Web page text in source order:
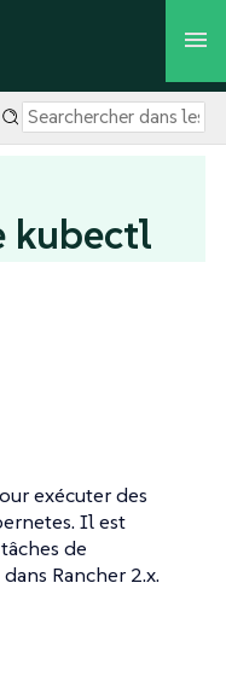
kubectl
exécuter des
Il est
de
Rancher 2.x.